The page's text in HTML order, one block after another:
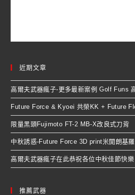
近期文章
高爾夫武器瘋子-更多最新案例 Golf Funs
Future Force & Kyoei 共榮KK + Future
限量黑頭Fujimoto FT-2 MB-X改良式刀背
中秋誘惑-Future Force 3D print米開朗基
高爾夫武器瘋子在此恭祝各位中秋佳節快樂
推薦武器